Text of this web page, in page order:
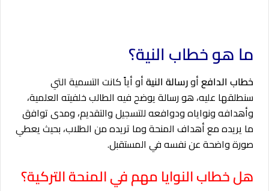
ما هو خطاب النية؟
خطاب الدافعأورسالة النيةأو أياً كانت التسمية التي
سنطلقها عليه، هو رسالة يوضح فيه الطالب خلفيته العلمية،
وأهدافه ونواياه ودوافعه للتسجيل والتقديم، ومدى توافق
ما يريده مع أهداف المنحة وما تريده من الطلاب، بحيث يعطي
صورة واضحة عن نفسه في المستقبل.
هل خطاب النوايا مهم في المنحة التركية؟